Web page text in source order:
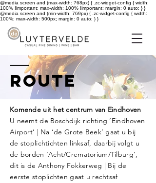
@media screen and (max-width: 768px) { .zc-widget-config { width:
100% !important; max-width: 100% !important; margin: 0 auto; } }
@media screen and (min-width: 769px) { .zc-widget-config { width:
100%; max-width: 500px; margin: 0 auto; } }
route
Komende uit het centrum van Eindhoven
U neemt de Boschdijk richting ‘Eindhoven
Airport’ | Na ‘de Grote Beek’ gaat u bij
de stoplichtichten linksaf, daarbij volgt u
de borden ‘Acht/Crematorium/Tilburg’,
dit is de Anthony Fokkerweg | Bij de
eerste stoplichten gaat u rechtsaf